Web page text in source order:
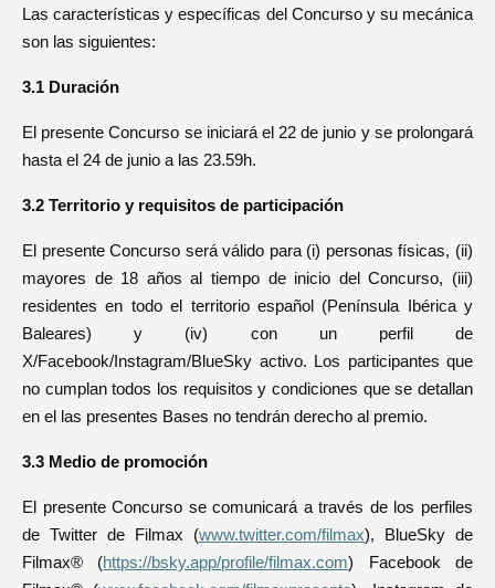
Las características y específicas del Concurso y su mecánica
son las siguientes:
3.1 Duración
El presente Concurso se iniciará el 22 de junio y se prolongará
hasta el 24 de junio a las 23.59h.
3.2 Territorio y requisitos de participación
El presente Concurso será válido para (i) personas físicas, (ii)
mayores de 18 años al tiempo de inicio del Concurso, (iii)
residentes en todo el territorio español (Península Ibérica y
Baleares) y (iv) con un perfil de
X/Facebook/Instagram/BlueSky activo. Los participantes que
no cumplan todos los requisitos y condiciones que se detallan
en el las presentes Bases no tendrán derecho al premio.
3.3 Medio de promoción
El presente Concurso se comunicará a través de los perfiles
de Twitter de Filmax (www.twitter.com/filmax), BlueSky de
Filmax® (https://bsky.app/profile/filmax.com) Facebook de